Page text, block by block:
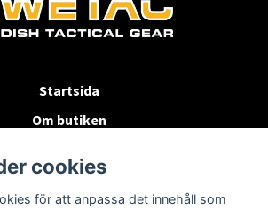
Startsida
Om butiken
Byten & Returer
cookies
för att anpassa det innehåll som